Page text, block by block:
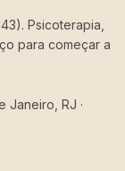
Psicoterapia,
para começar a
Janeiro, RJ ·